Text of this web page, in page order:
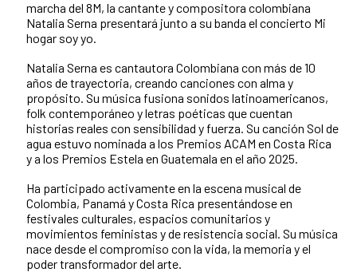
marcha del 8M, la cantante y compositora colombiana
Natalia Serna presentará junto a su banda el concierto Mi
hogar soy yo.
Natalia Serna es cantautora Colombiana con más de 10
años de trayectoria, creando canciones con alma y
propósito. Su música fusiona sonidos latinoamericanos,
folk contemporáneo y letras poéticas que cuentan
historias reales con sensibilidad y fuerza. Su canción Sol de
agua estuvo nominada a los Premios ACAM en Costa Rica
y a los Premios Estela en Guatemala en el año 2025.
Ha participado activamente en la escena musical de
Colombia, Panamá y Costa Rica presentándose en
festivales culturales, espacios comunitarios y
movimientos feministas y de resistencia social. Su música
nace desde el compromiso con la vida, la memoria y el
poder transformador del arte.